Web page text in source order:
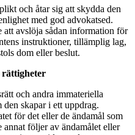
och åtar sig att skydda den
med god advokatsed.
avslöja sådan information för
instruktioner, tillämplig lag,
dom eller beslut.
rättigheter
och andra immateriella
den skapar i ett uppdrag.
för det eller de ändamål som
annat följer av ändamålet eller